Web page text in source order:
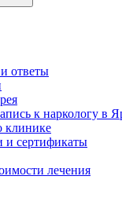
ответы
к наркологу в
клинике
и сертификаты
лечения